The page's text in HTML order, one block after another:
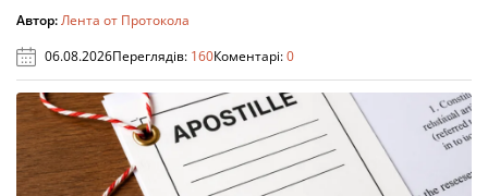
Автор:Лента от Протокола
06.08.2026Переглядів: 160Коментарі:0